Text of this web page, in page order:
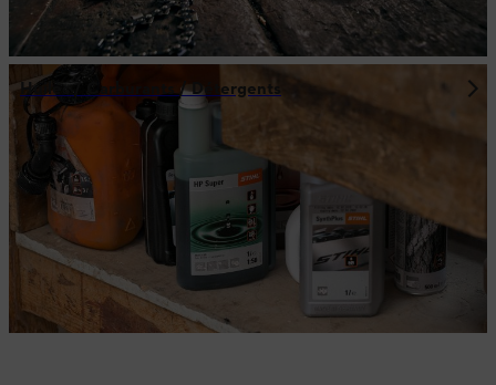
Huiles / Carburants / Détergents